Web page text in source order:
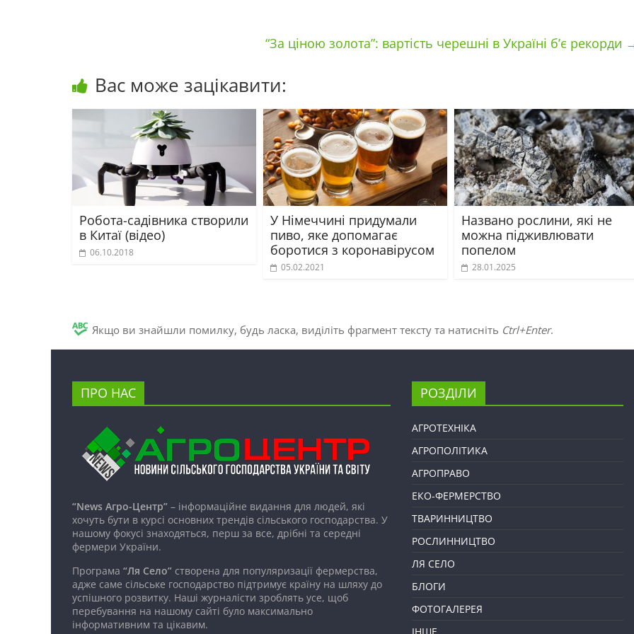
“За ціною золота”: вартість черешні в Україні б’є рекорди
Вас може зацікавити:
Робота-садівника створили
в Китаї (відео)
06.10.2018
У Німеччині придумали
пиво, яке допомагає
боротися з коронавірусом
05.02.2021
Названо рослини, які не
можна підживлювати
попелом
28.01.2025
Якщо ви знайшли помилку, будь ласка, виділіть фрагмент тексту та натисніть Ctrl+Enter.
ПРО НАС
“News Агро-Центр” – інформаційне видання для людей, які
хочуть бути в курсі основних трендів сільського господарства. У
нашому фокусі знаходяться, перш за все, дрібні та середні
фермери України.
Програма “Ля Село” створена для популяризації фермерства,
адже саме сільське господарство підтримує країну на шляху до
успішного розвитку. Наші журналісти зроблять усе, щоб
перебування на нашому сайті було максимально
інформативним та цікавим.
РОЗДІЛИ
АГРОТЕХНІКА
АГРОПОЛІТИКА
АГРОПРАВО
ЕКО-ФЕРМЕРСТВО
ТВАРИННИЦТВО
РОСЛИННИЦТВО
ЛЯ СЕЛО
БЛОГИ
ФОТОГАЛЕРЕЯ
ІНШЕ